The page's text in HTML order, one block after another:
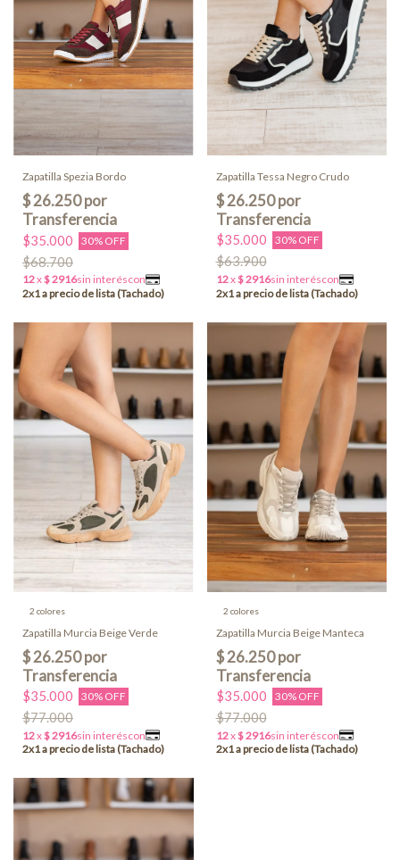
Zapatilla Spezia Bordo
$35.000 30% OFF
$68.700
Zapatilla Tessa Negro Crudo
$35.000 30% OFF
$63.900
2 colores
Zapatilla Murcia Beige Verde
$35.000 30% OFF
$77.000
2 colores
Zapatilla Murcia Beige Manteca
$35.000 30% OFF
$77.000